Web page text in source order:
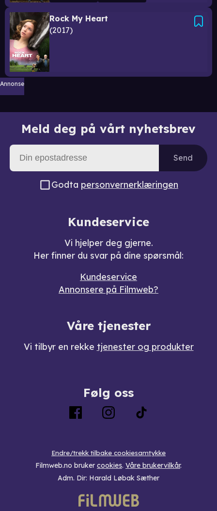
Rock My Heart
2017
Annonse
Meld deg på vårt nyhetsbrev
Send
Godta personvernerklæringen
Kundeservice
Vi hjelper deg gjerne.
Her finner du svar på dine spørsmål:
Kundeservice
Annonsere på Filmweb?
Våre tjenester
Vi tilbyr en rekke tjenester og produkter
Følg oss
Endre/trekk tilbake cookiesamtykke
Filmweb.no bruker cookies. Våre brukervilkår.
Adm. Dir: Harald Løbak Sæther